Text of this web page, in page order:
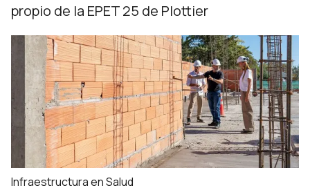
propio de la EPET 25 de Plottier
Infraestructura en Salud